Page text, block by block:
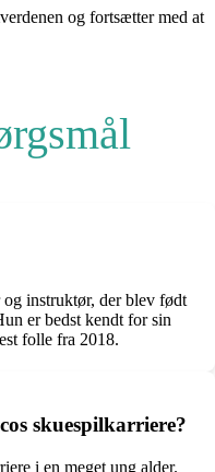
og fortsætter med at
instruktør, der blev født
er bedst kendt for sin
folle fra 2018.
skuespilkarriere?
i en meget ung alder.